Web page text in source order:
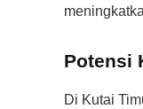
Potensi
Di Kutai